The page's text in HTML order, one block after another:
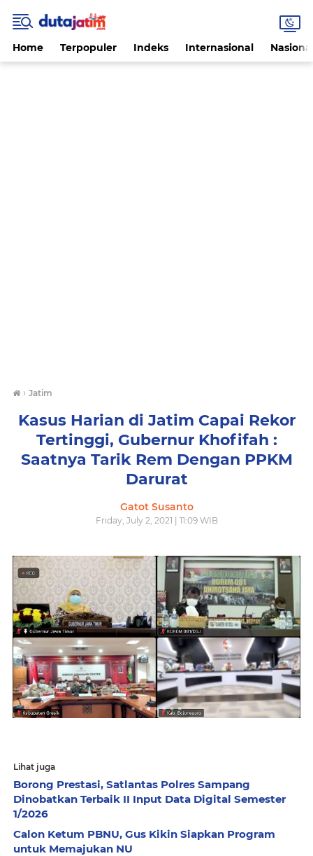
Home Terpopuler Indeks Internasional
› Jatim
Kasus Harian di Jatim Capai Rekor
Tertinggi, Gubernur Khofifah :
Saatnya Tarik Rem Dengan PPKM
Darurat
Gatot Susanto
Friday, July 2, 2021 | 11:09 WIB
Lihat juga
Borong Prestasi, Satlantas Polres Sampang
Dinobatkan Terbaik II Input Data Digital Semester
1/2026
Calon Ketum PBNU, Gus Kikin Siapkan Program
untuk Memajukan NU